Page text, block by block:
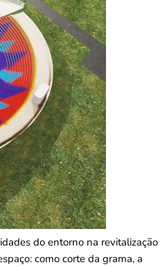
do entorno na revitalização
como corte da grama, a